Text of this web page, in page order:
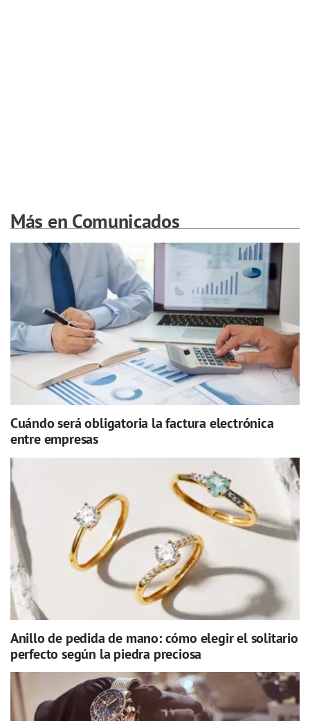
Más en Comunicados
Cuándo será obligatoria la factura electrónica
entre empresas
Anillo de pedida de mano: cómo elegir el solitario
perfecto según la piedra preciosa